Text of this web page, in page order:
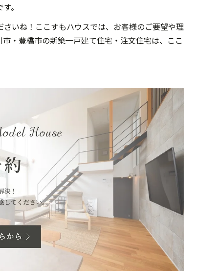
。
いね！ここすもハウスでは、お客様のご要望や理
・豊橋市の新築一戸建て住宅・注文住宅は、ここ